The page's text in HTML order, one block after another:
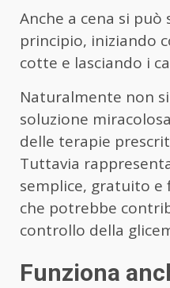
Anche a cena si può
principio, iniziando
cotte e lasciando i
Naturalmente non
soluzione
delle terapie
Tuttavia
semplice, gratuito e
che potrebbe
controllo della
Funziona